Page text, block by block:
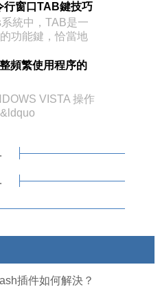
行窗口TAB鍵技巧
統中，TAB是一
功能鍵，恰當地
頻繁使用程序的
VISTA 操作
答
識
插件如何解決？